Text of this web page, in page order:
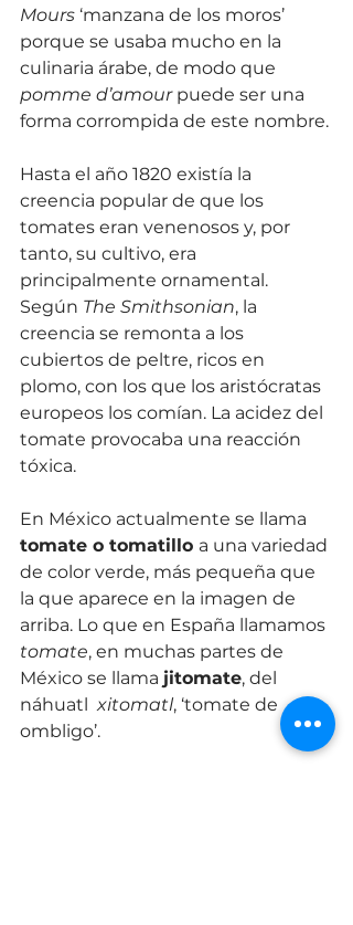
Mours ‘manzana de los moros’
porque se usaba mucho en la
culinaria árabe, de modo que
pomme d’amour puede ser una
forma corrompida de este nombre.
Hasta el año 1820 existía la
creencia popular de que los
tomates eran venenosos y, por
tanto, su cultivo, era
principalmente ornamental.
Según The Smithsonian, la
creencia se remonta a los
cubiertos de peltre, ricos en
plomo, con los que los aristócratas
europeos los comían. La acidez del
tomate provocaba una reacción
tóxica.
En México actualmente se llama
tomate o tomatillo a una variedad
de color verde, más pequeña que
la que aparece en la imagen de
arriba. Lo que en España llamamos
tomate, en muchas partes de
México se llama jitomate, del
náhuatl xitomatl, ‘tomate de
ombligo’.